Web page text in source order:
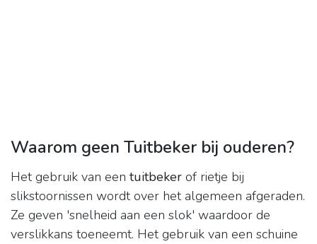
Waarom geen Tuitbeker bij ouderen?
Het gebruik van een tuitbeker of rietje bij
slikstoornissen wordt over het algemeen afgeraden.
Ze geven 'snelheid aan een slok' waardoor de
verslikkans toeneemt. Het gebruik van een schuine